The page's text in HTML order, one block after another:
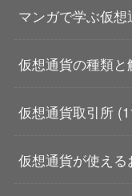
マンガで学ぶ仮想
仮想通貨の種類と
仮想通貨取引所
仮想通貨が使える